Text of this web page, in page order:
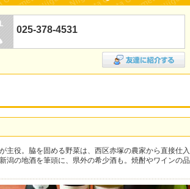
025-378-4531
主役。脇を固める野菜は、西区赤塚の農家から直接仕入
潟の地酒を筆頭に、県外の希少酒も。焼酎やワインの品